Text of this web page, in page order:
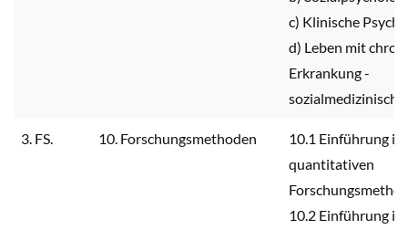
c) Klinische
d) Leben mit
Erkrankung -
3. FS. 10. Forschungsmethoden
10.1 Einführung in
quantitativen
10.2 Einführung in